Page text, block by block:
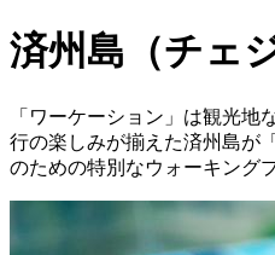
済州島（チェ
「ワーケーション」は観光
行の楽しみが揃えた済州島が
のための特別なウォーキング